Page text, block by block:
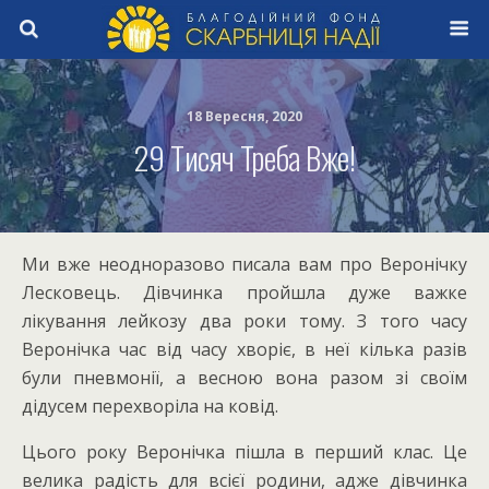
18 Вересня, 2020
29 Тисяч Треба Вже!
Ми вже неодноразово писала вам про Веронічку
Лесковець. Дівчинка пройшла дуже важке
лікування лейкозу два роки тому. З того часу
Веронічка час від часу хворіє, в неї кілька разів
були пневмонії, а весною вона разом зі своїм
дідусем перехворіла на ковід.
Цього року Веронічка пішла в перший клас. Це
велика радість для всієї родини, адже дівчинка